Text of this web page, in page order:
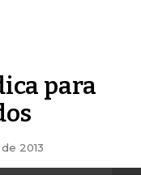
para
2013